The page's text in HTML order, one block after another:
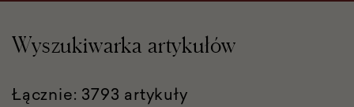
Wyszukiwarka artykułów
Łącznie: 3793 artykuły